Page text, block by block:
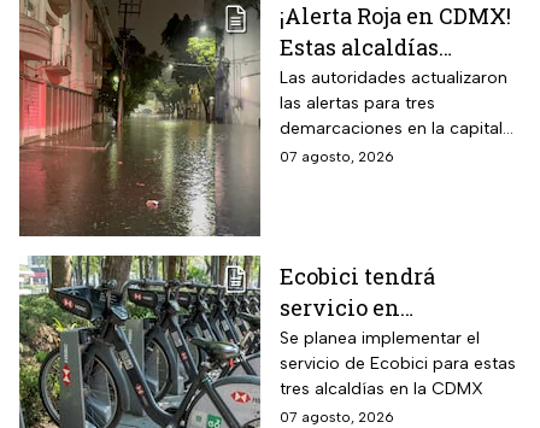
¡Alerta Roja en CDMX!
Estas alcaldías
registran lluvias
intensas e
inundaciones este
viernes 7 de agosto
Las autoridades actualizaron
las alertas para tres
demarcaciones en la capital
del país por las intensas
07 agosto, 2026
Ecobici tendrá
servicio en
Iztapalapa, Tlalpan e
Iztacalco; preparan
nuevas estaciones
Se planea implementar el
servicio de Ecobici para estas
tres alcaldías en la CDMX
07 agosto, 2026